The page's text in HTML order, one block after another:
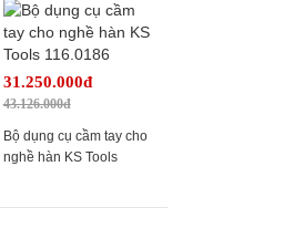
31.250.000đ
43.126.000đ
Bộ dụng cụ cầm tay cho
nghề hàn KS Tools